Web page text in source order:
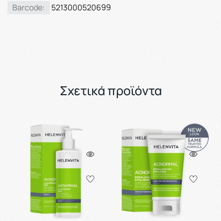
Barcode: 5213000520699
Σχετικά προϊόντα